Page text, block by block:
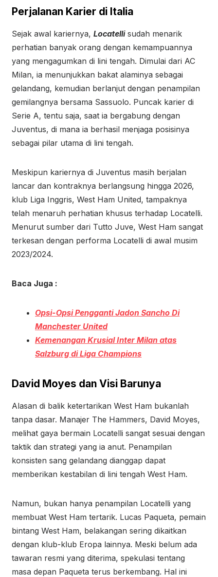
Perjalanan Karier di Italia
Sejak awal kariernya, Locatellisudah menarik
perhatian banyak orang dengan kemampuannya
yang mengagumkan di lini tengah. Dimulai dari AC
Milan, ia menunjukkan bakat alaminya sebagai
gelandang, kemudian berlanjut dengan penampilan
gemilangnya bersama Sassuolo. Puncak karier di
Serie A, tentu saja, saat ia bergabung dengan
Juventus, di mana ia berhasil menjaga posisinya
sebagai pilar utama di lini tengah.
Meskipun kariernya di Juventus masih berjalan
lancar dan kontraknya berlangsung hingga 2026,
klub Liga Inggris, West Ham United, tampaknya
telah menaruh perhatian khusus terhadap Locatelli.
Menurut sumber dari Tutto Juve, West Ham sangat
terkesan dengan performa Locatelli di awal musim
2023/2024.
Baca Juga :
Opsi-Opsi Pengganti Jadon Sancho Di
Manchester United
Kemenangan Krusial Inter Milan atas
Salzburg di Liga Champions
David Moyes dan Visi Barunya
Alasan di balik ketertarikan West Ham bukanlah
tanpa dasar. Manajer The Hammers, David Moyes,
melihat gaya bermain Locatelli sangat sesuai dengan
taktik dan strategi yang ia anut. Penampilan
konsisten sang gelandang dianggap dapat
memberikan kestabilan di lini tengah West Ham.
Namun, bukan hanya penampilan Locatelli yang
membuat West Ham tertarik. Lucas Paqueta, pemain
bintang West Ham, belakangan sering dikaitkan
dengan klub-klub Eropa lainnya. Meski belum ada
tawaran resmi yang diterima, spekulasi tentang
masa depan Paqueta terus berkembang. Hal ini